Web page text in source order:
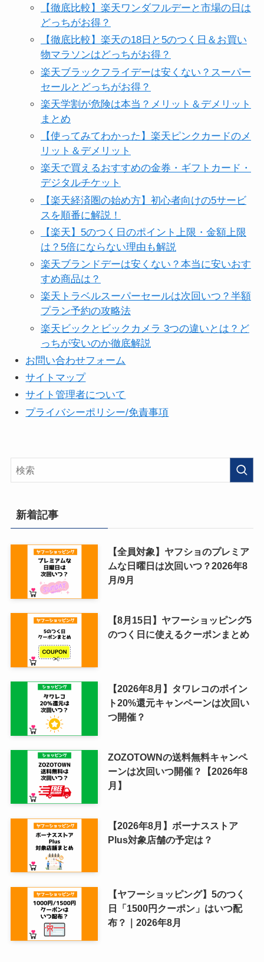
【徹底比較】楽天ワンダフルデーと市場の日は
どっちがお得？
【徹底比較】楽天の18日と5のつく日＆お買い
物マラソンはどっちがお得？
楽天ブラックフライデーは安くない？スーパー
セールとどっちがお得？
楽天学割が危険は本当？メリット＆デメリット
まとめ
【使ってみてわかった】楽天ピンクカードのメ
リット＆デメリット
楽天で買えるおすすめの金券・ギフトカード・
デジタルチケット
【楽天経済圏の始め方】初心者向けの5サービ
スを順番に解説！
【楽天】5のつく日のポイント上限・金額上限
は？5倍にならない理由も解説
楽天ブランドデーは安くない？本当に安いおす
すめ商品は？
楽天トラベルスーパーセールは次回いつ？半額
プラン予約の攻略法
楽天ビックとビックカメラ 3つの違いとは？ど
っちが安いのか徹底解説
お問い合わせフォーム
サイトマップ
サイト管理者について
プライバシーポリシー/免責事項
新着記事
【全員対象】ヤフショのプレミア
ムな日曜日は次回いつ？2026年8
月/9月
【8月15日】ヤフーショッピング5
のつく日に使えるクーポンまとめ
【2026年8月】タワレコのポイン
ト20%還元キャンペーンは次回い
つ開催？
ZOZOTOWNの送料無料キャンペ
ーンは次回いつ開催？【2026年8
月】
【2026年8月】ボーナスストア
Plus対象店舗の予定は？
【ヤフーショッピング】5のつく
日「1500円クーポン」はいつ配
布？｜2026年8月